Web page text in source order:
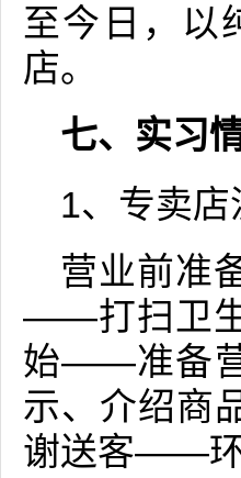
至今日，以
店。
七、实习
1、专卖店
营业前准
——打扫卫
始——准备
示、介绍
谢送客——